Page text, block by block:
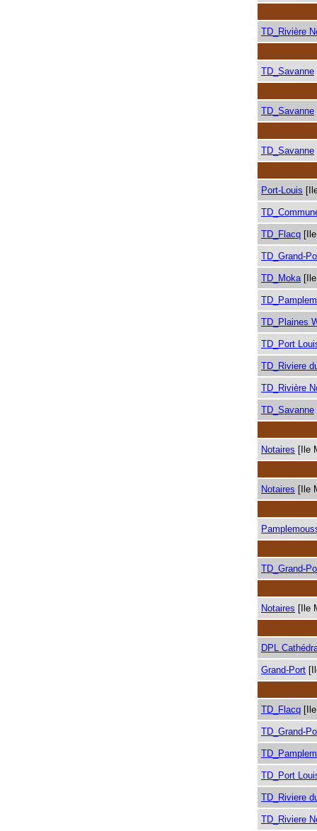
TD_Rivière
TD_Savanne
TD_Savanne
TD_Savanne
Port-Louis
TD_Flacq
TD_Grand-
TD_Moka
TD_Plaines
TD_Port
TD_Riviere
TD_Rivière
TD_Savanne
Notaires [Ile
Notaires [Ile
TD_Grand-
Notaires [Ile
DPL
Grand-Port
TD_Flacq
TD_Grand-
TD_Port
TD_Riviere
TD_Riviere